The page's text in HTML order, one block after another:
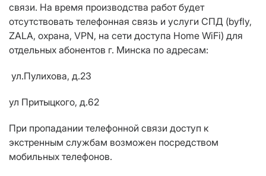
связи. На время производства работ будет
отсутствовать телефонная связь и услуги СПД (byfly,
ZALA, охрана, VPN, на сети доступа Home WiFi) для
отдельных абонентов г. Минска по адресам:
ул.Пулихова, д.23
ул Притыцкого, д.62
При пропадании телефонной связи доступ к
экстренным службам возможен посредством
мобильных телефонов.